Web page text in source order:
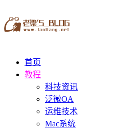
首页
教程
科技资讯
泛微OA
运维技术
Mac系统